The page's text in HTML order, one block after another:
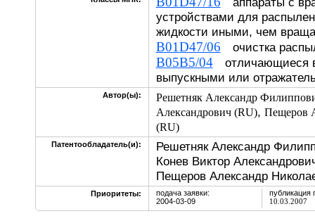
устройствами для
жидкости иными, чем
B01D47/06 очистка
B05B5/04отличающиеся
выпускными или
Автор(ы):
Решетняк Александр
Александрович (RU), Пещеров
(RU)
Патентообладатель(и):
Решетняк Александр
Конев Виктор
Пещеров Александр
Приоритеты:
подача заявки:
2004-03-09
публикация
10.03.2007